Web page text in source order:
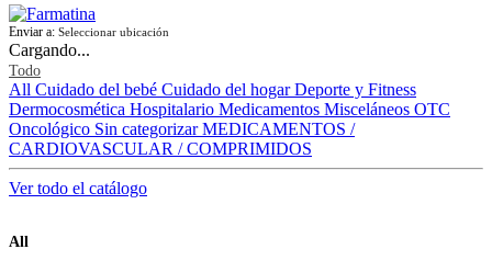
Enviar a: Seleccionar ubicación
Cargando...
Todo
All Cuidado del bebé Cuidado del hogar Deporte y Fitness
Dermocosmética Hospitalario Medicamentos Misceláneos OTC
Oncológico Sin categorizar MEDICAMENTOS /
CARDIOVASCULAR / COMPRIMIDOS
Ver todo el catálogo
All